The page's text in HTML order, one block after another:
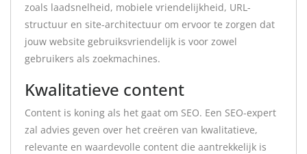
zoals laadsnelheid, mobiele vriendelijkheid, URL-
structuur en site-architectuur om ervoor te zorgen dat
jouw website gebruiksvriendelijk is voor zowel
gebruikers als zoekmachines.
Kwalitatieve content
Content is koning als het gaat om SEO. Een SEO-expert
zal advies geven over het creëren van kwalitatieve,
relevante en waardevolle content die aantrekkelijk is